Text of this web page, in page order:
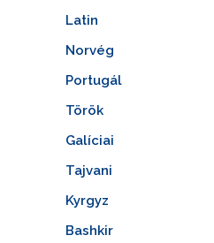
Latin
Norvég
Portugál
Török
Galíciai
Tajvani
Kyrgyz
Bashkir